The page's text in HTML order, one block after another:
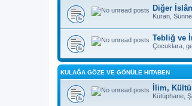
Diğer
Kuran,
Tebliğ ve
Çocuklara,
KULAĞA GÖZE VE GÖNÜLE HITABEN
İlim,
Kütüphane,